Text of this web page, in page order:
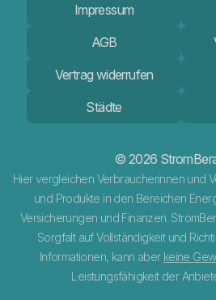
Impressum
AGB
Vertrag widerrufen
Städte
© 2026
Hier vergleichen Verbraucherinnen und
und Produkte in den Bereichen
Versicherungen und Finanzen.
Sorgfalt auf Vollständigkeit und
Informationen, kann aber keine
Leistungsfähigkeit der